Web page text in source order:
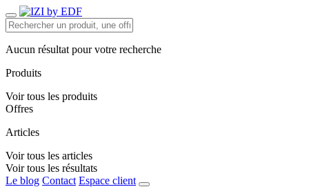
Aucun résultat pour votre recherche
Produits
Voir tous les produits
Offres
Articles
Voir tous les articles
Voir tous les résultats
Le blog Contact Espace client